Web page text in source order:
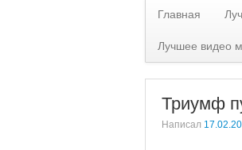
Главная
Лучшее видео
Триумф
Написал